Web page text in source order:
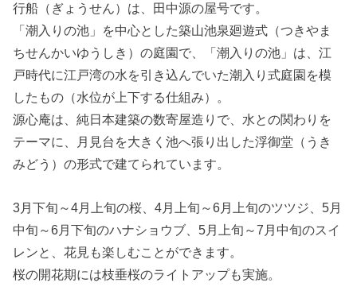
行船（ぎょうせん）は、田中源の屋号です。
「潮入りの池」を中心とした築山池泉廻遊式（つきやま
ちせんかいゆうしき）の庭園で、「潮入りの池」は、江
戸時代に江戸湾の水を引き込んでいた潮入り式庭園を模
したもの（水位が上下する仕組み）。
源心庵は、純日本建築の数寄屋造りで、水との関わりを
テーマに、月見台を大きく池へ張り出した浮御堂（うき
みどう）の形式で建てられています。
3月下旬～4月上旬の桜、4月上旬～6月上旬のツツジ、5月
中旬～6月下旬のハナショウブ、5月上旬～7月中旬のスイ
レンと、花見も楽しむことができます。
桜の開花期には枝垂桜のライトアップも実施。